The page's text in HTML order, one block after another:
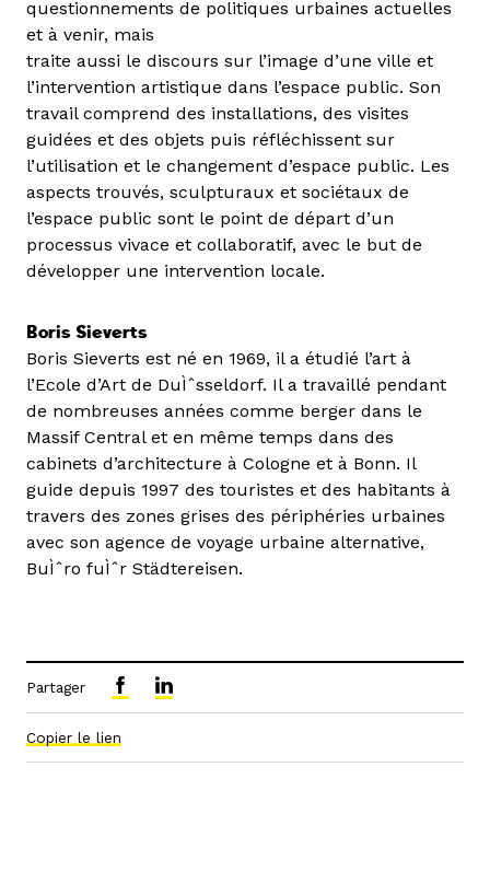
questionnements de politiques urbaines actuelles
et à venir, mais
traite aussi le discours sur l’image d’une ville et
l’intervention artistique dans l’espace public. Son
travail comprend des installations, des visites
guidées et des objets puis réfléchissent sur
l’utilisation et le changement d’espace public. Les
aspects trouvés, sculpturaux et sociétaux de
l’espace public sont le point de départ d’un
processus vivace et collaboratif, avec le but de
développer une intervention locale.
Boris Sieverts
Boris Sieverts est né en 1969, il a étudié l’art à
l’Ecole d’Art de DuÌˆsseldorf. Il a travaillé pendant
de nombreuses années comme berger dans le
Massif Central et en même temps dans des
cabinets d’architecture à Cologne et à Bonn. Il
guide depuis 1997 des touristes et des habitants à
travers des zones grises des périphéries urbaines
avec son agence de voyage urbaine alternative,
BuÌˆro fuÌˆr Städtereisen.
Partager
Copier le lien